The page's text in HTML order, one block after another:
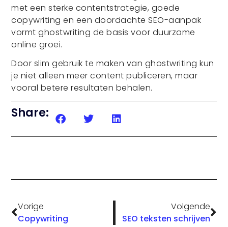
Share:
met een sterke contentstrategie, goede
copywriting en een doordachte SEO-aanpak
vormt ghostwriting de basis voor duurzame
online groei.
Door slim gebruik te maken van ghostwriting kun
je niet alleen meer content publiceren, maar
vooral betere resultaten behalen.
Vorige
Copywriting
Volgende
SEO teksten schrijven